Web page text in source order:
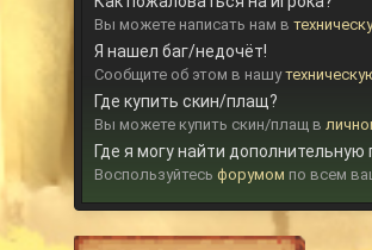
Вы можете написать нам в
Я нашел баг/недочёт!
Сообщите об этом в нашу
Где купить скин/плащ?
Вы можете купить скин/плащ в
Где я могу найти
Воспользуйтесь форумом по всем